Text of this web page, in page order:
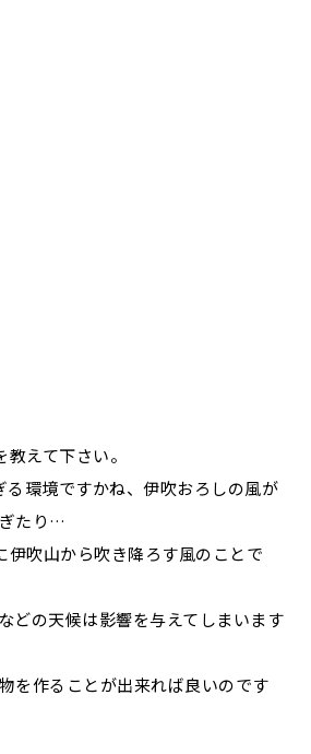
えて下さい。
る環境ですかね、伊吹おろしの風が
たり…
伊吹山から吹き降ろす風のことで
どの天候は影響を与えてしまいます
を作ることが出来れば良いのです